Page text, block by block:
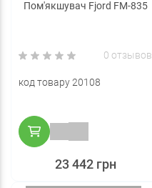
Пом'якшувач Fjord FM-835
0 отзывов
код товару 20108
23 442 грн